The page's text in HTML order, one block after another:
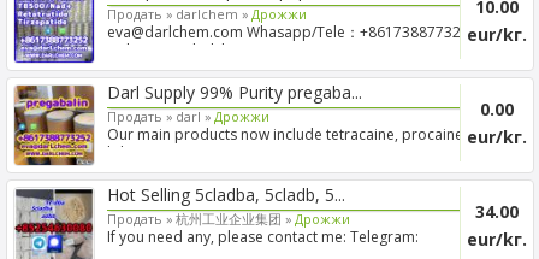
Продать » darlchem » Дрожжи
eva@darlchem.com Whasapp/Tele：+8617388773252
web：www.darlche...
10.00
eur/kг.
Darl Supply 99% Purity pregaba...
Продать » darl » Дрожжи
Our main products now include tetracaine, procaine,
lidocain...
0.00
eur/kг.
Hot Selling 5cladba, 5cladb, 5...
Продать » 杭州工业企业集团 » Дрожжи
If you need any, please contact me: Telegram:
34.00
eur/kг.